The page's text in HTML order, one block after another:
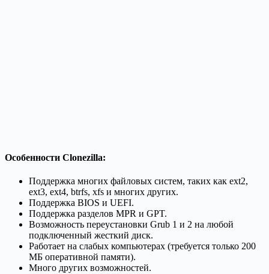
Особенности Clonezilla:
Поддержка многих файловых систем, таких как ext2,
ext3, ext4, btrfs, xfs и многих других.
Поддержка BIOS и UEFI.
Поддержка разделов MPR и GPT.
Возможность переустановки Grub 1 и 2 на любой
подключенный жесткий диск.
Работает на слабых компьютерах (требуется только 200
МБ оперативной памяти).
Много других возможностей.